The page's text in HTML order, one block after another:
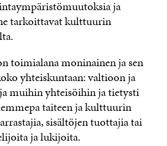
ja
tarkoittavat kulttuurin
toimialana moninainen ja sen
yhteiskuntaan: valtioon ja
muihin yhteisöihin ja tietysti
taiteen ja kulttuurin
sisältöjen tuottajia tai
ja lukijoita.